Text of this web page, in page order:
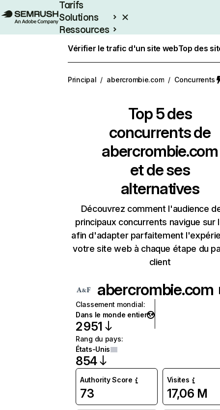
Tarifs
Solutions
Ressources
Vérifier le trafic d'un site webTop des
Principal / abercrombie.com / Concurrents
Top 5 des
concurrents de
abercrombie.com
et de ses
alternatives
Découvrez comment l'audience
principaux concurrents navigue sur
afin d'adapter parfaitement
votre site web à chaque étape du
client
abercrombie.com
Classement mondial:
Dans le monde entier
2 951
Rang du pays:
États-Unis
854
Authority Score
73
Visites
17,06 M